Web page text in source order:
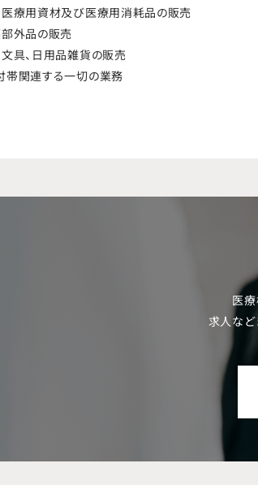
医療用資材及び医療用消耗品の販売
部外品の販売
文具、日用品雑貨の販売
帯関連する一切の業務
医療
求人など